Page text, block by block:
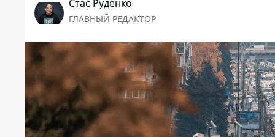
Стаc Руденко
ГЛАВНЫЙ РЕДАКТОР